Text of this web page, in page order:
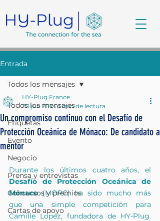
Entrada
Todos los mensajes
Etiquetas
Evento
Negocio
Prensa y entrevistas
Concursos y premios
Cartas de apoyo
Todos los mensajes
Un compromiso continuo con el Desafío de
Protección Oceánica de Mónaco: De candidato a
mentor
HY-Plug France
20 jun 2024 1 min de lectura
Desafío de Protección Oceánica de
Mónaco (MOPC) ha sido mucho más
que una simple competición para
Camille Lopez, fundadora de HY-Plug.